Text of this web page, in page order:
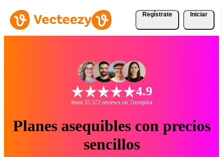
Regístrate Iniciar
4.9
from 33.572 reviews on Trustpilot
Planes asequibles con precios
sencillos